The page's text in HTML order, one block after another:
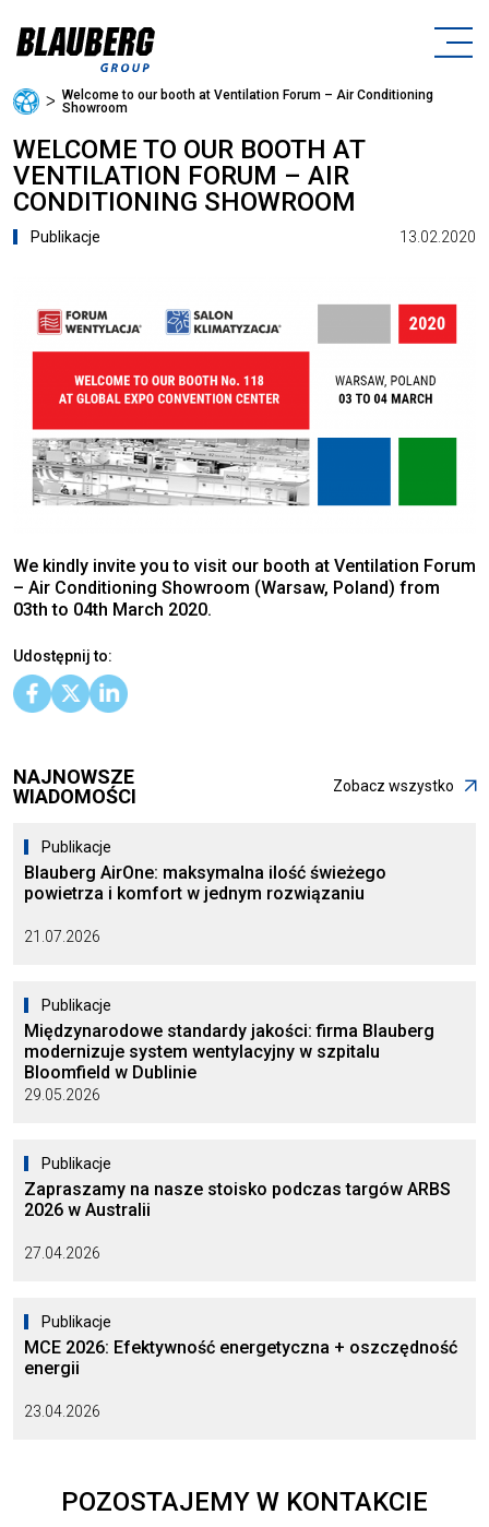
ᐳ Welcome to our booth at Ventilation Forum – Air Conditioning
Showroom
WELCOME TO OUR BOOTH AT
VENTILATION FORUM – AIR
CONDITIONING SHOWROOM
Publikacje 13.02.2020
We kindly invite you to visit our booth at Ventilation Forum
– Air Conditioning Showroom (Warsaw, Poland) from
03th to 04th March 2020.
Udostępnij to:
NAJNOWSZE
WIADOMOŚCI
Zobacz wszystko
Publikacje
Blauberg AirOne: maksymalna ilość świeżego
powietrza i komfort w jednym rozwiązaniu
21.07.2026
Publikacje
Międzynarodowe standardy jakości: firma Blauberg
modernizuje system wentylacyjny w szpitalu
Bloomfield w Dublinie
29.05.2026
Publikacje
Zapraszamy na nasze stoisko podczas targów ARBS
2026 w Australii
27.04.2026
Publikacje
MCE 2026: Efektywność energetyczna + oszczędność
energii
23.04.2026
POZOSTAJEMY W KONTAKCIE